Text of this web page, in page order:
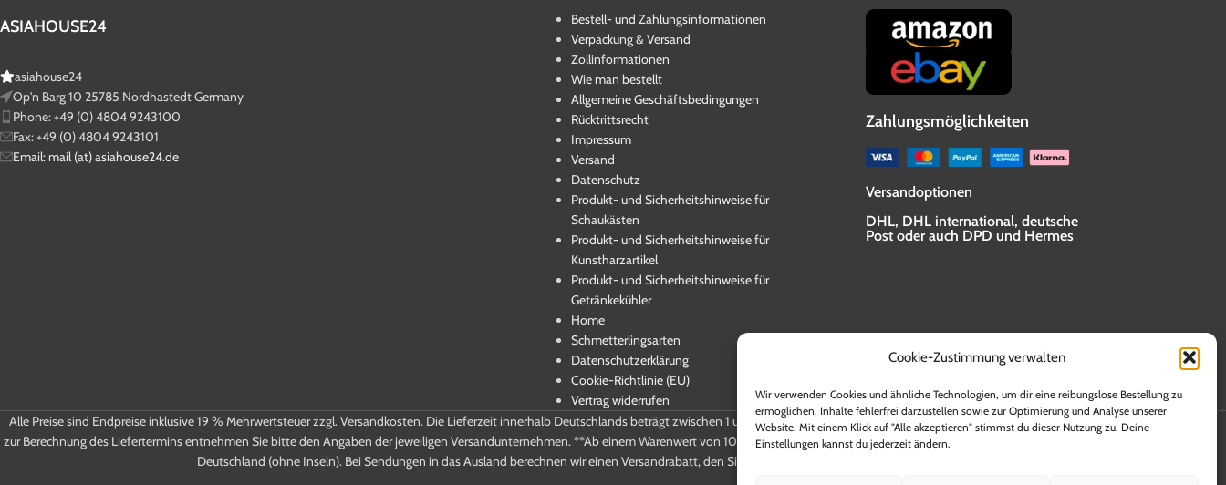
Cookie-Zustimmung verwalten
Wir verwenden Cookies und ähnliche Technologien, um dir eine reibungslose Bestellung zu
ermöglichen, Inhalte fehlerfrei darzustellen sowie zur Optimierung und Analyse unserer
Website. Mit einem Klick auf "Alle akzeptieren" stimmst du dieser Nutzung zu. Deine
Einstellungen kannst du jederzeit ändern.
ASIAHOUSE24
asiahouse24
Op'n Barg 10 25785 Nordhastedt Germany
Phone: +49 (0) 4804 9243100
Fax: +49 (0) 4804 9243101
Email: mail (at) asiahouse24.de
Bestell- und Zahlungsinformationen
Verpackung & Versand
Zollinformationen
Wie man bestellt
Allgemeine Geschäftsbedingungen
Rücktrittsrecht
Impressum
Versand
Datenschutz
Produkt- und Sicherheitshinweise für
Schaukästen
Produkt- und Sicherheitshinweise für
Kunstharzartikel
Produkt- und Sicherheitshinweise für
Getränkekühler
Home
Schmetterlingsarten
Datenschutzerklärung
Cookie-Richtlinie (EU)
Vertrag widerrufen
Zahlungsmöglichkeiten
Versandoptionen
DHL, DHL international, deutsche
Post oder auch DPD und Hermes
Alle Preise sind Endpreise inklusive 19 % Mehrwertsteuer zzgl. Versandkosten. Die Lieferzeit innerhalb Deutschlands beträgt zwischen 1 und 5 Werktagen. Lieferzeiten für andere Länder sowie Informationen
zur Berechnung des Liefertermins entnehmen Sie bitte den Angaben der jeweiligen Versandunternehmen. **Ab einem Warenwert von 100,-€ Brutto entfallen die Versandkosten innerhalb der Bundesrepublik
Deutschland (ohne Inseln). Bei Sendungen in das Ausland berechnen wir einen Versandrabatt, den Sie beim Kauf erstattet bekommen.